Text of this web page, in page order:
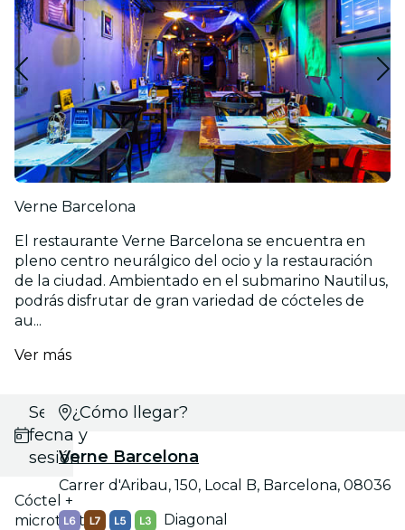
Verne Barcelona
El restaurante Verne Barcelona se encuentra en
pleno centro neurálgico del ocio y la restauración
de la ciudad. Ambientado en el submarino Nautilus,
podrás disfrutar de gran variedad de cócteles de
au...
Ver más
Selecciona
fecha y
sesión
Cóctel +
microteatro
¿Cómo llegar?
Verne Barcelona
Carrer d'Aribau, 150, Local B, Barcelona, 08036
Diagonal